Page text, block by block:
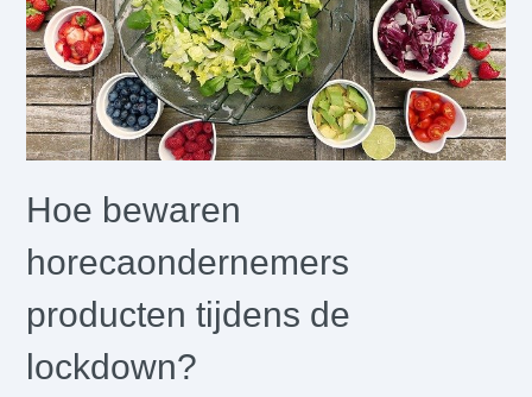
Hoe bewaren
horecaondernemers
producten tijdens de
lockdown?